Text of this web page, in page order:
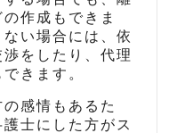
作成もできま
い場合には、依
をしたり、代理
きます。
感情もあるた
士にした方がス